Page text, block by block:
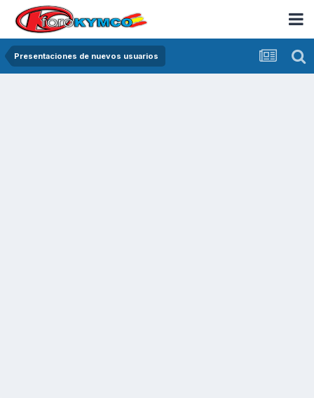
Presentaciones de nuevos usuarios